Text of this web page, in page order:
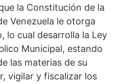
la Constitución de la
Venezuela le otorga
lo cual desarrolla la Ley
Municipal, estando
las materias de su
vigilar y fiscalizar los